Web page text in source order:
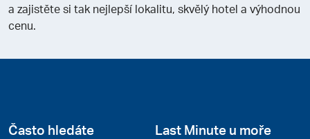
a zajistěte si tak nejlepší lokalitu, skvělý hotel a výhodnou
cenu.
Často hledáte Last Minute u moře